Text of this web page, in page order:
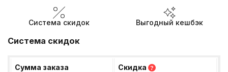
Система скидок Выгодный кешбэк
Система скидок
Сумма заказа Скидка ?